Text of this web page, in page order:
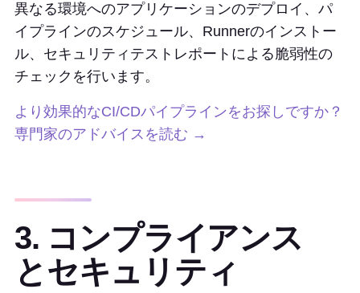
異なる環境へのアプリケーションのデプロイ、パ
イプラインのスケジュール、Runnerのインストー
ル、セキュリティテストレポートによる脆弱性の
チェックを行います。
より効果的なCI/CDパイプラインをお探しですか？
専門家のアドバイスを読む →
3. コンプライアンス
とセキュリティ